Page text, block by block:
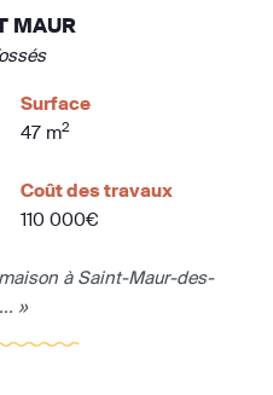
MAUR
Surface
47 m2
Coût des travaux
110 000€
à Saint-Maur-des-
»